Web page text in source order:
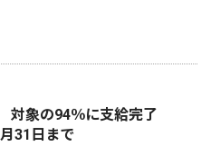
対象の94％に支給完了
31日まで